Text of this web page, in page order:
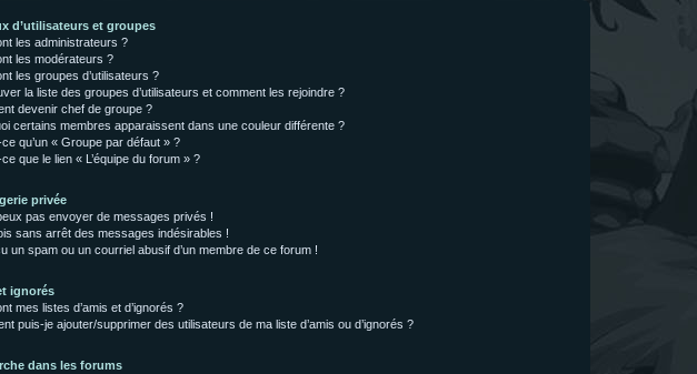
d’utilisateurs et groupes
les administrateurs ?
les modérateurs ?
les groupes d’utilisateurs ?
la liste des groupes d’utilisateurs et comment les rejoindre ?
devenir chef de groupe ?
certains membres apparaissent dans une couleur différente ?
ce qu’un « Groupe par défaut » ?
ce que le lien « L’équipe du forum » ?
privée
pas envoyer de messages privés !
sans arrêt des messages indésirables !
un spam ou un courriel abusif d’un membre de ce forum !
ignorés
mes listes d’amis et d’ignorés ?
puis-je ajouter/supprimer des utilisateurs de ma liste d’amis ou d’ignorés ?
dans les forums